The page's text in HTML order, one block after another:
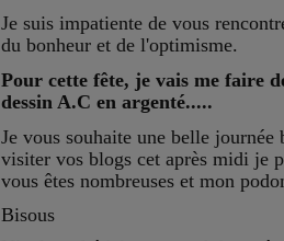
Je suis impatiente de vous
du bonheur et de l'optimisme.
Pour cette fête, je vais me faire
dessin A.C en argenté.....
Je vous souhaite une belle
visiter vos blogs cet après midi je
vous êtes nombreuses et mon
Bisous